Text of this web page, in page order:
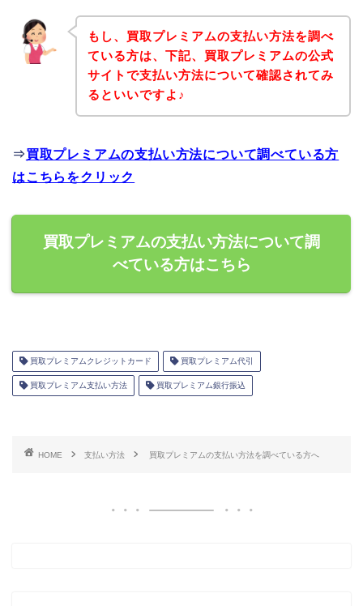
もし、買取プレミアムの支払い方法を調べ
ている方は、下記、買取プレミアムの公式
サイトで支払い方法について確認されてみ
るといいですよ♪
⇒買取プレミアムの支払い方法について調べている方
はこちらをクリック
買取プレミアムの支払い方法について調
べている方はこちら
買取プレミアムクレジットカード 買取プレミアム代引
買取プレミアム支払い方法 買取プレミアム銀行振込
HOME 支払い方法 買取プレミアムの支払い方法を調べている方へ